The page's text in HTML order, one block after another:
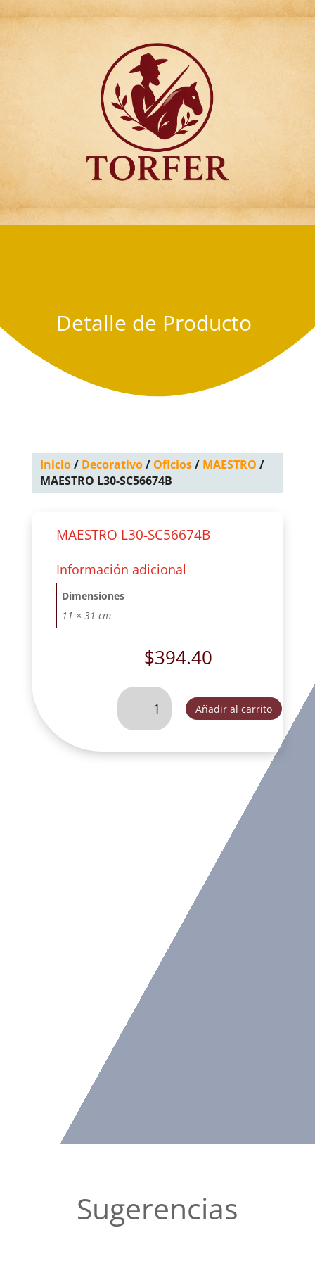
Articulos para
Regalo Torfer.
Detalle de Producto
Inicio/ Decorativo/ Oficios/ MAESTRO /
MAESTRO L30-SC56674B
MAESTRO L30-SC56674B
Información adicional
Dimensiones
11 × 31 cm
$394.40
MAESTRO
SC56674B
Añadir al carrito
Sugerencias